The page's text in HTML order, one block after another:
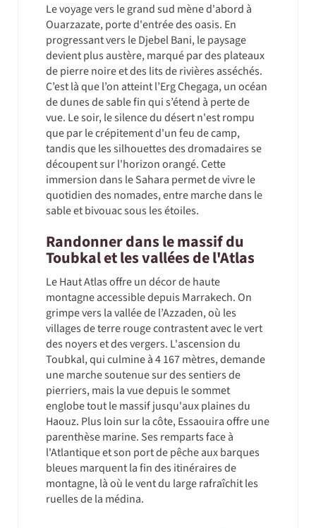
Le voyage vers le grand sud mène d'abord à
Ouarzazate, porte d'entrée des oasis. En
progressant vers le Djebel Bani, le paysage
devient plus austère, marqué par des plateaux
de pierre noire et des lits de rivières asséchés.
C’est là que l’on atteint l’Erg Chegaga, un océan
de dunes de sable fin qui s’étend à perte de
vue. Le soir, le silence du désert n'est rompu
que par le crépitement d'un feu de camp,
tandis que les silhouettes des dromadaires se
découpent sur l'horizon orangé. Cette
immersion dans le Sahara permet de vivre le
quotidien des nomades, entre marche dans le
sable et bivouac sous les étoiles.
Randonner dans le massif du
Toubkal et les vallées de l'Atlas
Le Haut Atlas offre un décor de haute
montagne accessible depuis Marrakech. On
grimpe vers la vallée de l’Azzaden, où les
villages de terre rouge contrastent avec le vert
des noyers et des vergers. L'ascension du
Toubkal, qui culmine à 4 167 mètres, demande
une marche soutenue sur des sentiers de
pierriers, mais la vue depuis le sommet
englobe tout le massif jusqu'aux plaines du
Haouz. Plus loin sur la côte, Essaouira offre une
parenthèse marine. Ses remparts face à
l'Atlantique et son port de pêche aux barques
bleues marquent la fin des itinéraires de
montagne, là où le vent du large rafraîchit les
ruelles de la médina.